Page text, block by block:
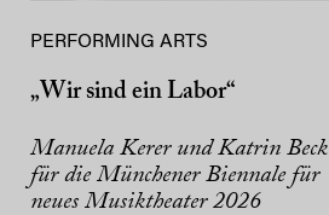
PERFORMING ARTS
„Wir sind ein Labor“
Manuela Kerer und Katrin Beck
für die Münchener Biennale für
neues Musiktheater 2026